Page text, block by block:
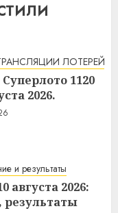
ЛОТЕРЕЙ
1120
2026.
и результаты
августа 2026:
результаты